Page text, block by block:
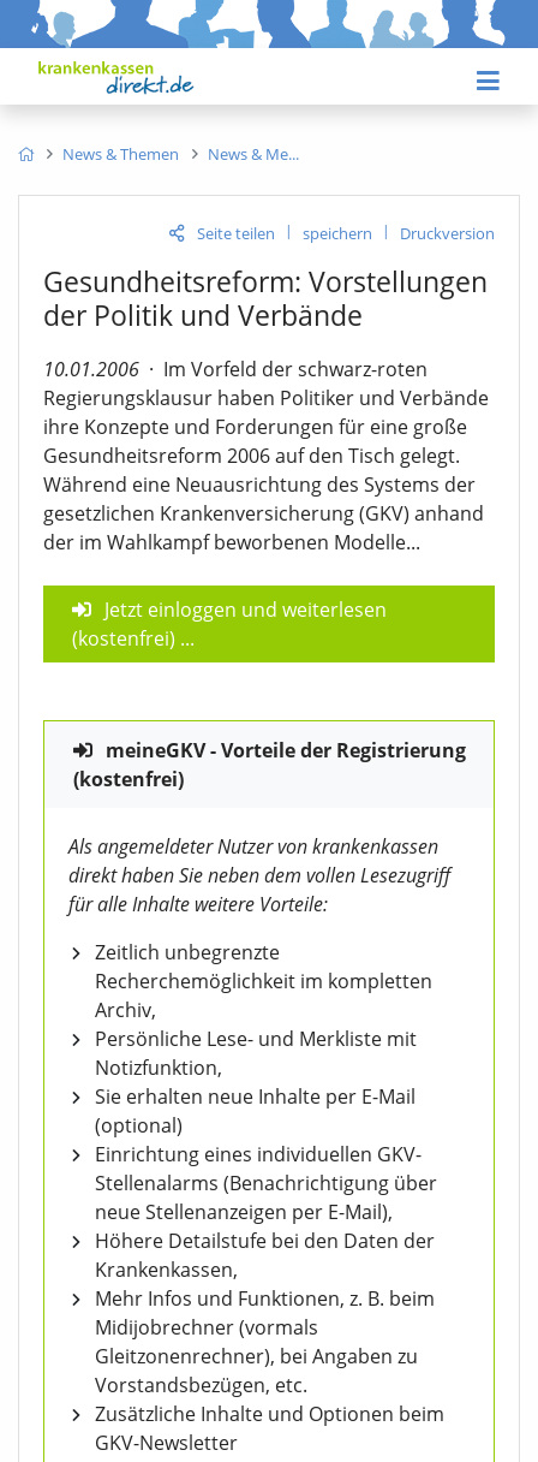
News & Themen News & Me
Seite teilen | speichern | Druckversion
Gesundheitsreform: Vorstellungen
der Politik und Verbände
10.01.2006 · Im Vorfeld der schwarz-roten
Regierungsklausur haben Politiker und Verbände
ihre Konzepte und Forderungen für eine große
Gesundheitsreform 2006 auf den Tisch gelegt.
Während eine Neuausrichtung des Systems der
gesetzlichen Krankenversicherung (GKV) anhand
der im Wahlkampf beworbenen Modelle...
Jetzt einloggen und weiterlesen
(kostenfrei) ...
meineGKV - Vorteile der Registrierung
(kostenfrei)
Als angemeldeter Nutzer von krankenkassen
direkt haben Sie neben dem vollen Lesezugriff
für alle Inhalte weitere Vorteile:
Zeitlich unbegrenzte
Recherchemöglichkeit im kompletten
Archiv,
Persönliche Lese- und Merkliste mit
Notizfunktion,
Sie erhalten neue Inhalte per E-Mail
(optional)
Einrichtung eines individuellen GKV-
Stellenalarms (Benachrichtigung über
neue Stellenanzeigen per E-Mail),
Höhere Detailstufe bei den Daten der
Krankenkassen,
Mehr Infos und Funktionen, z. B. beim
Midijobrechner (vormals
Gleitzonenrechner), bei Angaben zu
Vorstandsbezügen, etc.
Zusätzliche Inhalte und Optionen beim
GKV-Newsletter